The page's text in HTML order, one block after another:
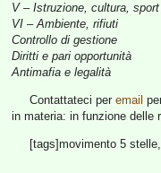
V – Istruzione, cultura, sport
VI – Ambiente, rifiuti
Controllo di gestione
Diritti e pari opportunità
Antimafia e legalità
Contattateci peremail
in materia: in funzione delle
[tags]movimento 5